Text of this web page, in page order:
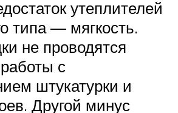
утеплителей
типа — мягкость.
не проводятся
с
штукатурки и
Другой минус